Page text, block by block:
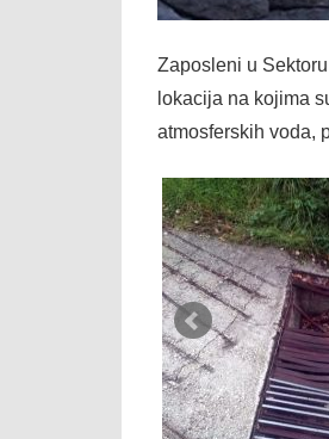
Zaposleni u
lokacija na kojima
atmosferskih voda,